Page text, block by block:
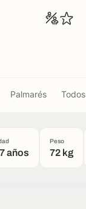
Palmarés
años
Peso
72 kg